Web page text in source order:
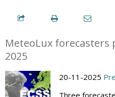
MeteoLux forecasters
2025
20-11-2025
Three